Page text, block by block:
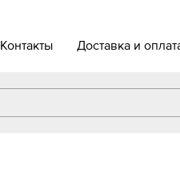
Контакты Доставка и